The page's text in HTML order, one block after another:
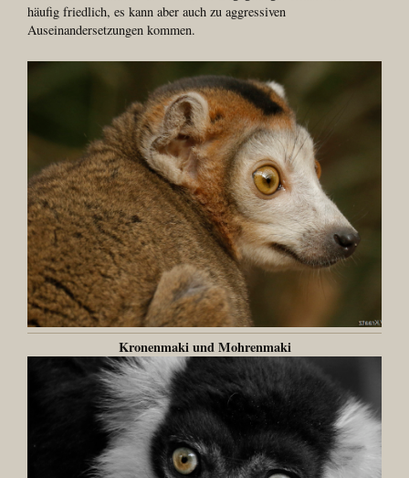
häufig friedlich, es kann aber auch zu aggressiven
Auseinandersetzungen kommen.
Kronenmaki und Mohrenmaki